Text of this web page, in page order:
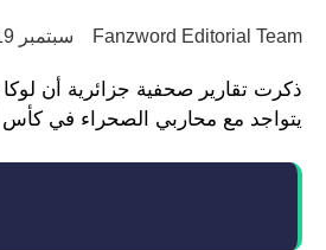
Fanzword Editorial Team سبتمبر 19, 2025
ذكرت تقارير صحفية جزائرية أن
يتواجد مع محاربي الصحراء في كأس